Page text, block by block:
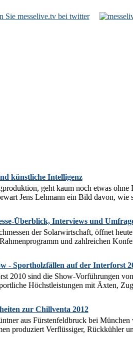
künstliche Intelligenz
geht kaum noch etwas
Jens Lehmann ein Bild davon,
Überblick, Interviews und
der Solarwirtschaft, öffnet
und zahlreichen
- Sportholzfällen auf der Interforst
2010 sind die Show-Vorführungen
Höchstleistungen mit Äxten,
zur Chillventa 2012
aus Fürstenfeldbruck bei
produziert Verflüssiger, Rückkühler